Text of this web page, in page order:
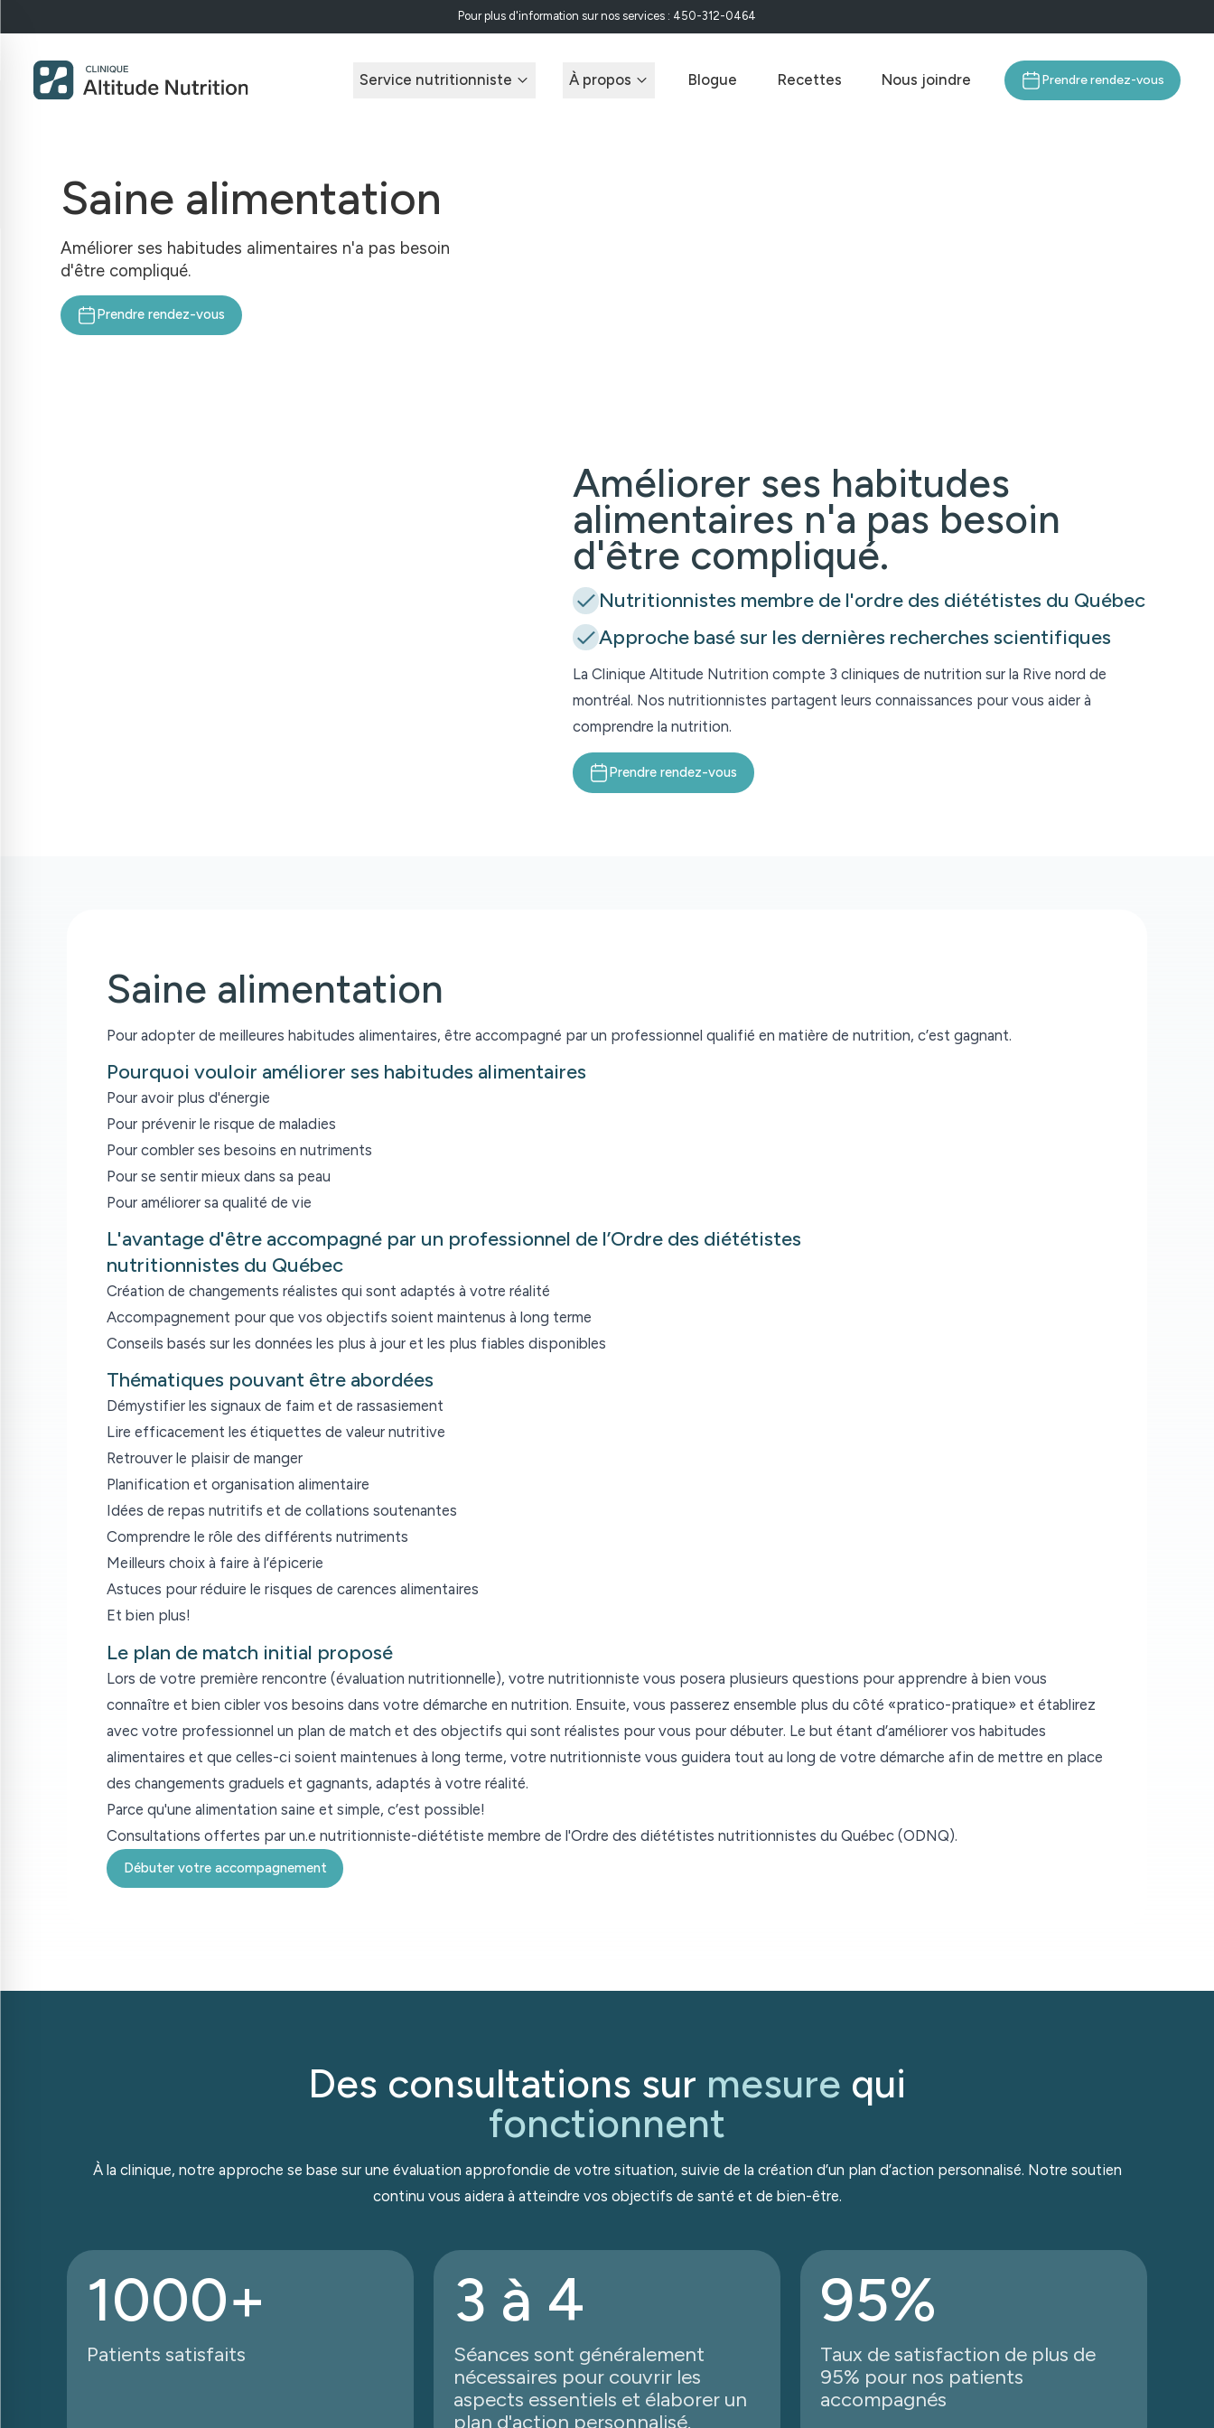
Pour plus d 'information sur nos services : 450-312-0464
Service nutritionniste À propos Blogue Recettes Nous joindre Prendre rendez-vous
Saine alimentation
Améliorer ses habitudes alimentaires n'a pas besoin
d'être compliqué.
Prendre rendez-vous
Améliorer ses habitudes
alimentaires n'a pas besoin
d'être compliqué.
Nutritionnistes membre de l'ordre des diététistes du Québec
Approche basé sur les dernières recherches scientifiques
La Clinique Altitude Nutrition compte 3 cliniques de nutrition sur la Rive nord de
montréal. Nos nutritionnistes partagent leurs connaissances pour vous aider à
comprendre la nutrition.
Prendre rendez-vous
Saine alimentation
Pour adopter de meilleures habitudes alimentaires, être accompagné par un professionnel qualifié en matière de nutrition, c’est gagnant.
Pourquoi vouloir améliorer ses habitudes alimentaires
Pour avoir plus d'énergie
Pour prévenir le risque de maladies
Pour combler ses besoins en nutriments
Pour se sentir mieux dans sa peau
Pour améliorer sa qualité de vie
L'avantage d'être accompagné par un professionnel de l’Ordre des diététistes
nutritionnistes du Québec
Création de changements réalistes qui sont adaptés à votre réalité
Accompagnement pour que vos objectifs soient maintenus à long terme
Conseils basés sur les données les plus à jour et les plus fiables disponibles
Thématiques pouvant être abordées
Démystifier les signaux de faim et de rassasiement
Lire efficacement les étiquettes de valeur nutritive
Retrouver le plaisir de manger
Planification et organisation alimentaire
Idées de repas nutritifs et de collations soutenantes
Comprendre le rôle des différents nutriments
Meilleurs choix à faire à l’épicerie
Astuces pour réduire le risques de carences alimentaires
Et bien plus!
Le plan de match initial proposé
Lors de votre première rencontre (évaluation nutritionnelle), votre nutritionniste vous posera plusieurs questions pour apprendre à bien vous
connaître et bien cibler vos besoins dans votre démarche en nutrition. Ensuite, vous passerez ensemble plus du côté «pratico-pratique» et établirez
avec votre professionnel un plan de match et des objectifs qui sont réalistes pour vous pour débuter. Le but étant d’améliorer vos habitudes
alimentaires et que celles-ci soient maintenues à long terme, votre nutritionniste vous guidera tout au long de votre démarche afin de mettre en place
des changements graduels et gagnants, adaptés à votre réalité.
Parce qu'une alimentation saine et simple, c’est possible!
Consultations offertes par un.e nutritionniste-diététiste membre de l'Ordre des diététistes nutritionnistes du Québec (ODNQ).
Débuter votre accompagnement
Des consultations sur mesure qui
fonctionnent
À la clinique, notre approche se base sur une évaluation approfondie de votre situation, suivie de la création d’un plan d’action personnalisé. Notre soutien
continu vous aidera à atteindre vos objectifs de santé et de bien-être.
1000+
Patients satisfaits
3 à 4
Séances sont généralement
nécessaires pour couvrir les
aspects essentiels et élaborer un
plan d'action personnalisé.
95%
Taux de satisfaction de plus de
95% pour nos patients
accompagnés